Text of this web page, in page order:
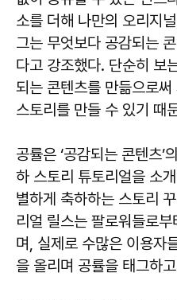
소를 더해 나만의 오리지
그는 무엇보다 공감되는
다고 강조했다. 단순히 보
되는 콘텐츠를 만듦으로
스토리를 만들 수 있기 때
공률은 ‘공감되는 콘텐츠’
하 스토리 튜토리얼을 소
별하게 축하하는 스토리
리얼 릴스는 팔로워들로
며, 실제로 수많은 이용자
을 올리며 공률을 태그하